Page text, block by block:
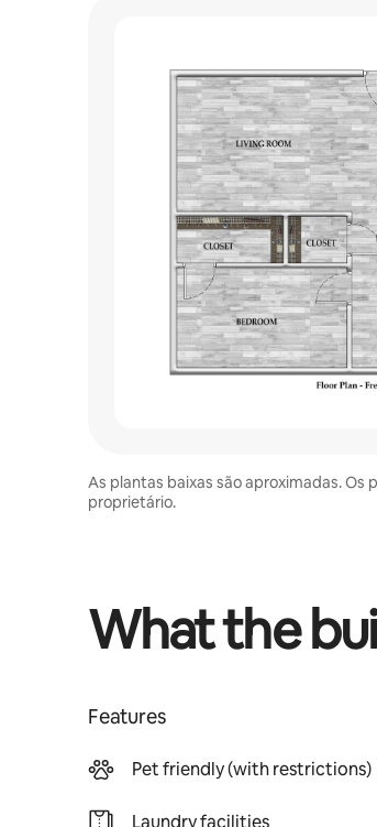
As plantas baixas são aproximadas. Os
proprietário.
What the
Features
Pet friendly (with restrictions)
Laundry facilities